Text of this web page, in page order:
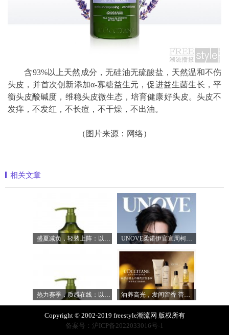
含93%以上天然成分，无硅油无硫酸盐，天然温和不伤
头皮，并首次创新添加α-寡糖益生元，促进益生菌生长，平
衡头皮酸碱度，维稳头皮微生态，培育健康好头皮。头皮不
发痒，不发红，不长痘，不干燥，不出油。
（图片来源：网络）
相关文章
盛夏减负，轻装上阵：以臻品好物焕新生 UNOVE柔诺伊官宣周柯宇成为品牌护发代言
热力赛季，质感在线：以满分状态奔赴盛 油养高光，发间留香 普罗旺斯欧舒丹「黄
Copyright © 2002-2019 freestyle潮流网 版权所有
备案号：沪ICP备2022033016号-1